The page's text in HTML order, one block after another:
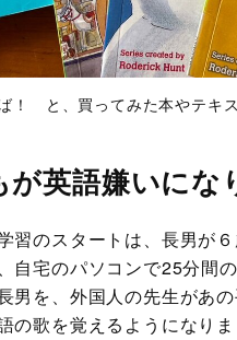
！ と、買ってみた本やテキス
が英語嫌いにな
習のスタートは、長男が
自宅のパソコンで25分間
男を、外国人の先生があ
の歌を覚えるようになりま